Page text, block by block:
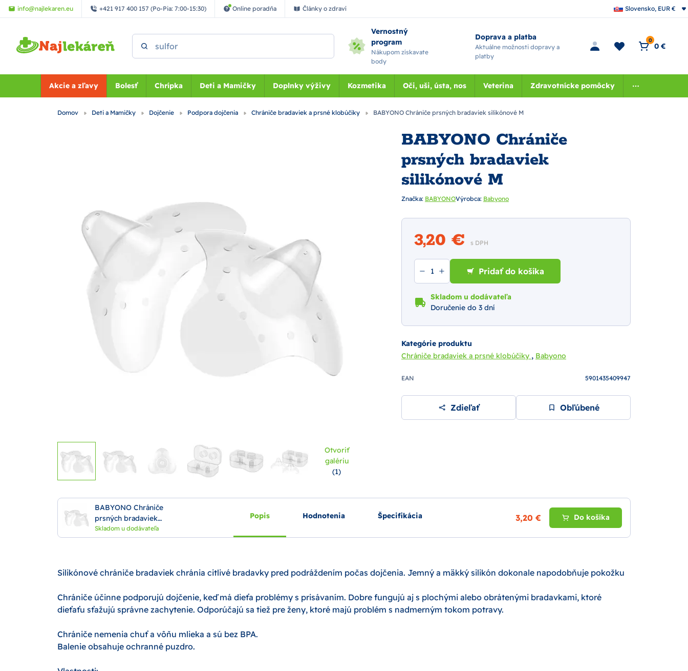
Preskočiť na hlavný obsah
info@najlekaren.eu +421 917 400 157 (Po-Pia: 7:00-15:30) Online poradňa Články o zdraví Slovensko, EUR €
Vernostný
program
Nákupom získavate
body
Doprava a platba
Aktuálne možnosti dopravy a
platby
0
0 €
Akcie a zľavy Bolesť Chrípka Deti a Mamičky Doplnky výživy Kozmetika Oči, uši, ústa, nos Veterina Zdravotnícke pomôcky
Domov Deti a Mamičky Dojčenie Podpora dojčenia Chrániče bradaviek a prsné klobúčiky BABYONO Chrániče prsných bradaviek silikónové M
BABYONO Chrániče
prsných bradaviek
silikónové M
Značka: BABYONOVýrobca: Babyono
Otvoriť
galériu
(1)
3,20 € s DPH
Pridať do košíka
Skladom u dodávateľa
Doručenie do 3 dní
Kategórie produktu
Chrániče bradaviek a prsné klobúčiky , Babyono
EAN 5901435409947
Zdieľať Obľúbené
BABYONO Chrániče
prsných bradaviek
silikónové M
Skladom u dodávateľa
Popis Hodnotenia Špecifikácia 3,20 € Do košíka
Silikónové chrániče bradaviek chránia citlivé bradavky pred podráždením počas dojčenia. Jemný a mäkký silikón dokonale napodobňuje pokožku
Chrániče účinne podporujú dojčenie, keď má dieťa problémy s prisávaním. Dobre fungujú aj s plochými alebo obrátenými bradavkami, ktoré
dieťaťu sťažujú správne zachytenie. Odporúčajú sa tiež pre ženy, ktoré majú problém s nadmerným tokom potravy.
Chrániče nemenia chuť a vôňu mlieka a sú bez BPA.
Balenie obsahuje ochranné puzdro.